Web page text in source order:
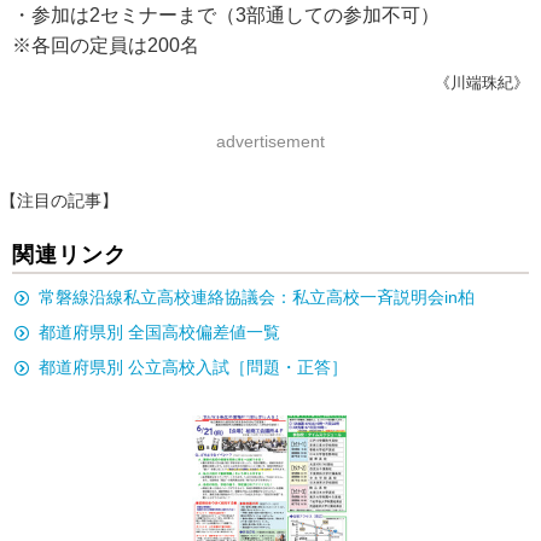
・参加は2セミナーまで（3部通しての参加不可）
※各回の定員は200名
《川端珠紀》
advertisement
【注目の記事】
関連リンク
常磐線沿線私立高校連絡協議会：私立高校一斉説明会in柏
都道府県別 全国高校偏差値一覧
都道府県別 公立高校入試［問題・正答］